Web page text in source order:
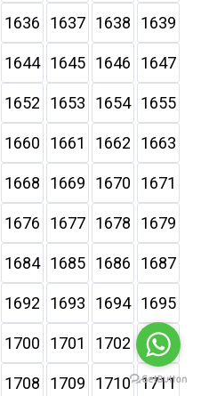
1636 1637 1638 1639
1644 1645 1646 1647
1652 1653 1654 1655
1660 1661 1662 1663
1668 1669 1670 1671
1676 1677 1678 1679
1684 1685 1686 1687
1692 1693 1694 1695
1700 1701 1702 1703
1708 1709 1710 1711